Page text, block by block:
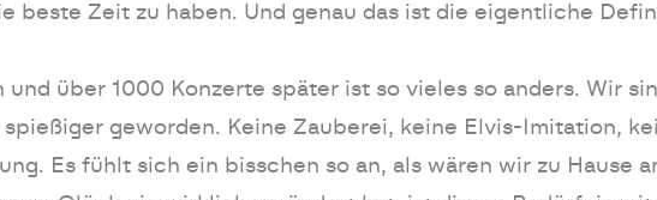
beste Zeit zu haben. Und genau das ist die eigentliche
und über 1000 Konzerte später ist so vieles so anders. Wir
geworden. Keine Zauberei, keine Elvis-Imitation,
Es fühlt sich ein bisschen so an, als wären wir zu Hause